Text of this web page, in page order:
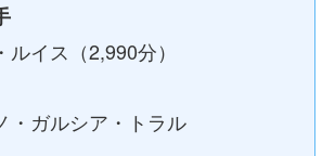
ルイス（2,990分）
・ガルシア・トラル